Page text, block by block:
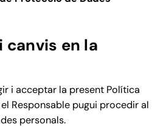
en la
i acceptar la present Política
Responsable pugui procedir al
personals.